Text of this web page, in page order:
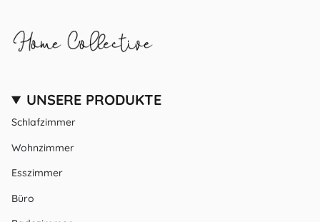
UNSERE PRODUKTE
Schlafzimmer
Wohnzimmer
Esszimmer
Büro